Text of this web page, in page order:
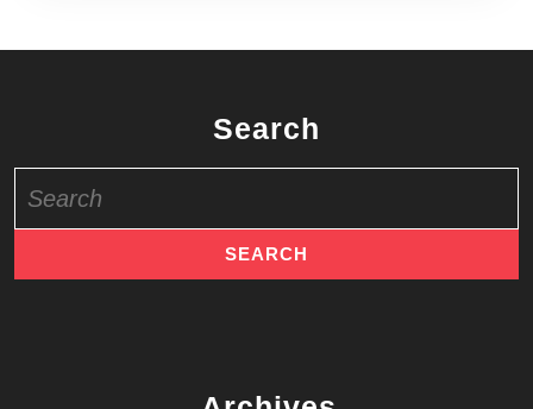
Search
for: